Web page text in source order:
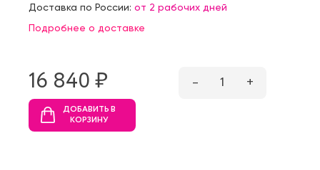
Доставка по России: от 2 рабочих дней
Подробнее о доставке
16 840 ₷ – 1 +
ДОБАВИТЬ В
КОРЗИНУ